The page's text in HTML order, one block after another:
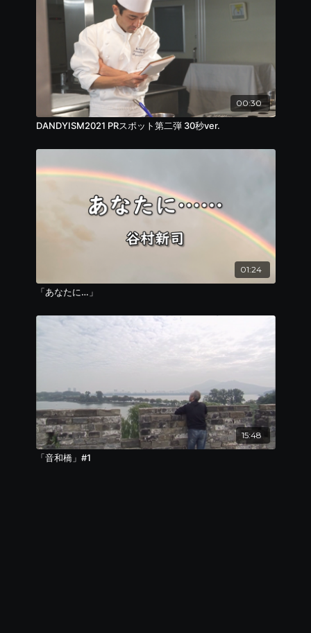
00:30
DANDYISM2021 PRスポット第二弾 30秒ver.
01:24
「あなたに…」
15:48
「音和橋」#1